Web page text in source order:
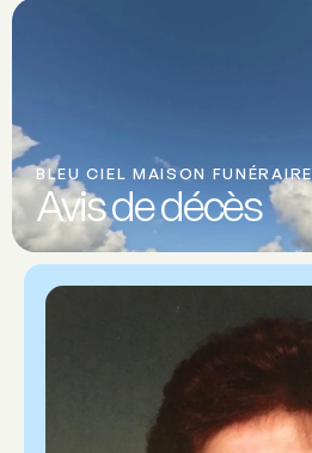
BLEU CIEL MAISON FUNÉRAIRE
Avis de décès